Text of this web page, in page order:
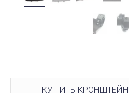
КУПИТЬ КРОНШТЕЙН